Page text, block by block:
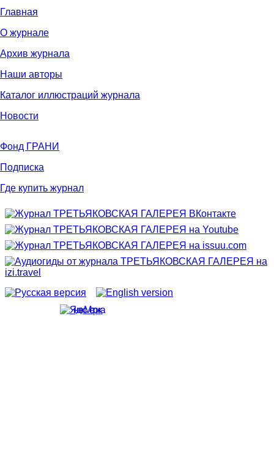
Главная
О журнале
Архив журнала
Наши авторы
Каталог иллюстраций журнала
Новости
Фонд ГРАНИ
Подписка
Где купить журнал